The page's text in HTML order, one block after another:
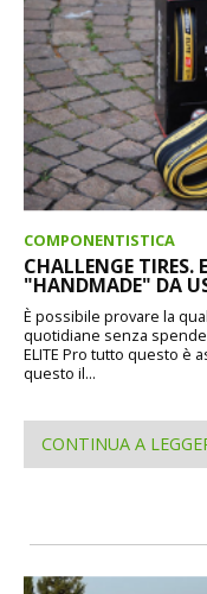
COMPONENTISTICA
CHALLENGE TIRES.
"HANDMADE" DA
È possibile provare la
quotidiane senza
ELITE Pro tutto questo è
questo il...
CONTINUA A